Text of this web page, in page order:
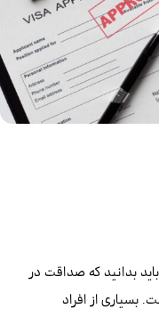
بدانید که صداقت در
بسیاری از افراد